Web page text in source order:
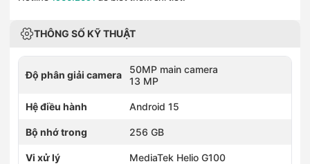
THÔNG SỐ KỸ THUẬT
Độ phân giải camera
50MP main camera
13 MP
Hệ điều hành Android 15
Bộ nhớ trong 256 GB
Vi xử lý MediaTek Helio G100